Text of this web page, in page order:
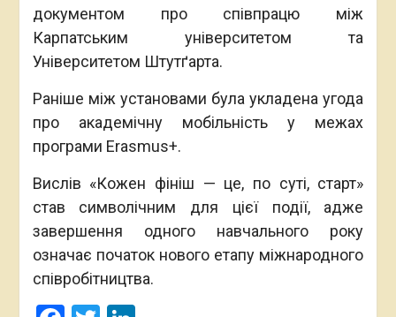
документом про співпрацю між
Карпатським університетом та
Університетом Штутґарта.
Раніше між установами була укладена угода
про академічну мобільність у межах
програми Erasmus+.
Вислів «Кожен фініш — це, по суті, старт»
став символічним для цієї події, адже
завершення одного навчального року
означає початок нового етапу міжнародного
співробітництва.